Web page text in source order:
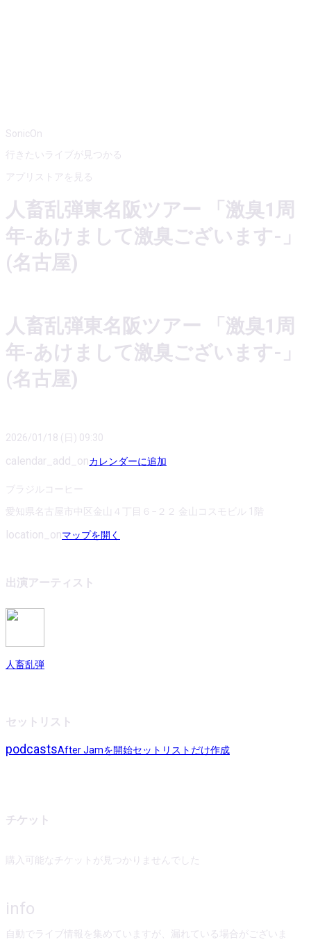
SonicOn
行きたいライブが見つかる
アプリストアを見る
人畜乱弾東名阪ツアー 「激臭1周
年-あけまして激臭ございます-」
(名古屋)
人畜乱弾東名阪ツアー 「激臭1周
年-あけまして激臭ございます-」
(名古屋)
2026/01/18 (日) 09:30
calendar_add_onカレンダーに追加
ブラジルコーヒー
愛知県名古屋市中区金山４丁目６−２２ 金山コスモビル 1階
location_onマップを開く
出演アーティスト
人畜乱弾
セットリスト
podcastsAfter Jamを開始セットリストだけ作成
チケット
購入可能なチケットが見つかりませんでした
info
自動でライブ情報を集めていますが、漏れている場合がございま